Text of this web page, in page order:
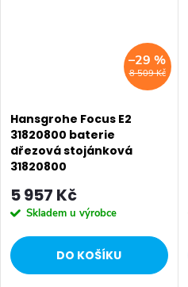
8 509 Kč
–29 %
Hansgrohe Focus E2
31820800 baterie
dřezová stojánková
31820800
5 957 Kč
Skladem u výrobce
DO KOŠÍKU